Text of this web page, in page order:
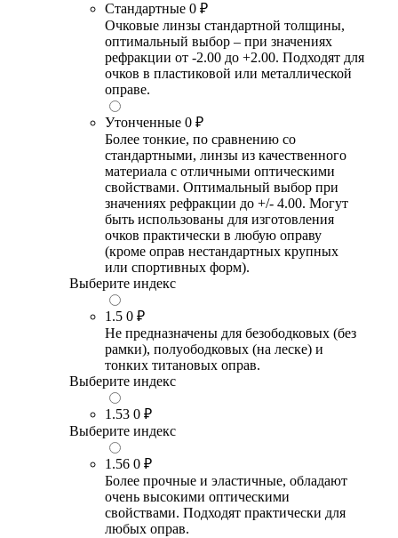
Стандартные 0 ₽
Очковые линзы стандартной толщины,
оптимальный выбор – при значениях
рефракции от -2.00 до +2.00. Подходят для
очков в пластиковой или металлической
оправе.
Утонченные 0 ₽
Более тонкие, по сравнению со
стандартными, линзы из качественного
материала с отличными оптическими
свойствами. Оптимальный выбор при
значениях рефракции до +/- 4.00. Могут
быть использованы для изготовления
очков практически в любую оправу
(кроме оправ нестандартных крупных
или спортивных форм).
Выберите индекс
1.5 0 ₽
Не предназначены для безободковых (без
рамки), полуободковых (на леске) и
тонких титановых оправ.
Выберите индекс
1.53 0 ₽
Выберите индекс
1.56 0 ₽
Более прочные и эластичные, обладают
очень высокими оптическими
свойствами. Подходят практически для
любых оправ.